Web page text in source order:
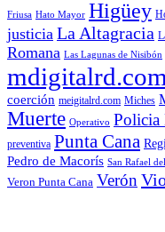
Friusa Hato Mayor Higüey
justicia La Altagracia
Romana Las Lagunas de Nisibón
mdigitalrd.com
coerción meigitalrd.com Miches
Muerte Operativo Policia
preventiva Punta Cana
Pedro de Macorís San Rafael
Veron Punta Cana Verón